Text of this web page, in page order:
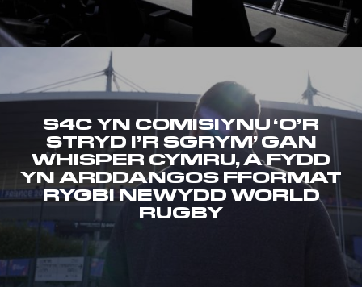
S4C YN COMISIYNU ‘O’R
STRYD I’R SGRYM’ GAN
WHISPER CYMRU, A FYDD
YN ARDDANGOS FFORMAT
RYGBI NEWYDD WORLD
RUGBY